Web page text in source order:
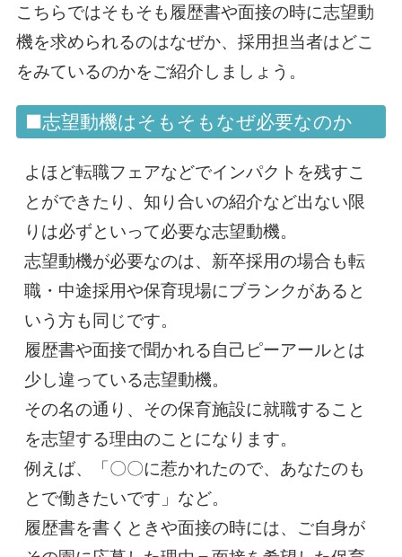
こちらではそもそも履歴書や面接の時に志望動
機を求められるのはなぜか、採用担当者はどこ
をみているのかをご紹介しましょう。
■志望動機はそもそもなぜ必要なのか
よほど転職フェアなどでインパクトを残すこ
とができたり、知り合いの紹介など出ない限
りは必ずといって必要な志望動機。
志望動機が必要なのは、新卒採用の場合も転
職・中途採用や保育現場にブランクがあると
いう方も同じです。
履歴書や面接で聞かれる自己ピーアールとは
少し違っている志望動機。
その名の通り、その保育施設に就職すること
を志望する理由のことになります。
例えば、「〇〇に惹かれたので、あなたのも
とで働きたいです」など。
履歴書を書くときや面接の時には、ご自身が